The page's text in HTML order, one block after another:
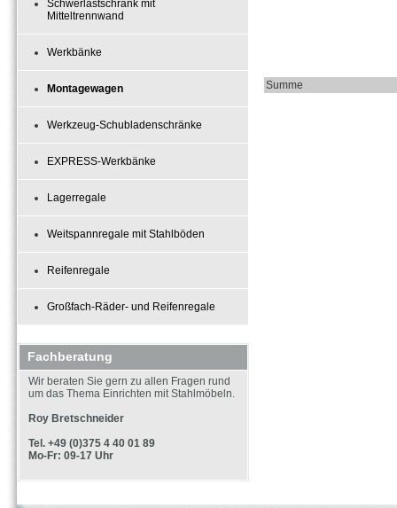
Schwerlastschrank mit
Mitteltrennwand
Werkbänke
Montagewagen
Werkzeug-Schubladenschränke
EXPRESS-Werkbänke
Lagerregale
Weitspannregale mit Stahlböden
Reifenregale
Großfach-Räder- und Reifenregale
Fachberatung
Wir beraten Sie gern zu allen Fragen rund
um das Thema Einrichten mit Stahlmöbeln.
Roy Bretschneider
Tel. +49 (0)375 4 40 01 89
Mo-Fr: 09-17 Uhr
Summe